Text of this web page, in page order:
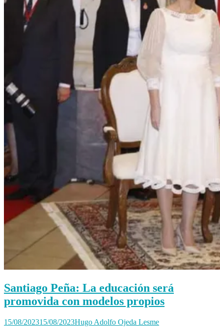
Santiago Peña: La educación será
promovida con modelos propios
15/08/202315/08/2023Hugo Adolfo Ojeda Lesme